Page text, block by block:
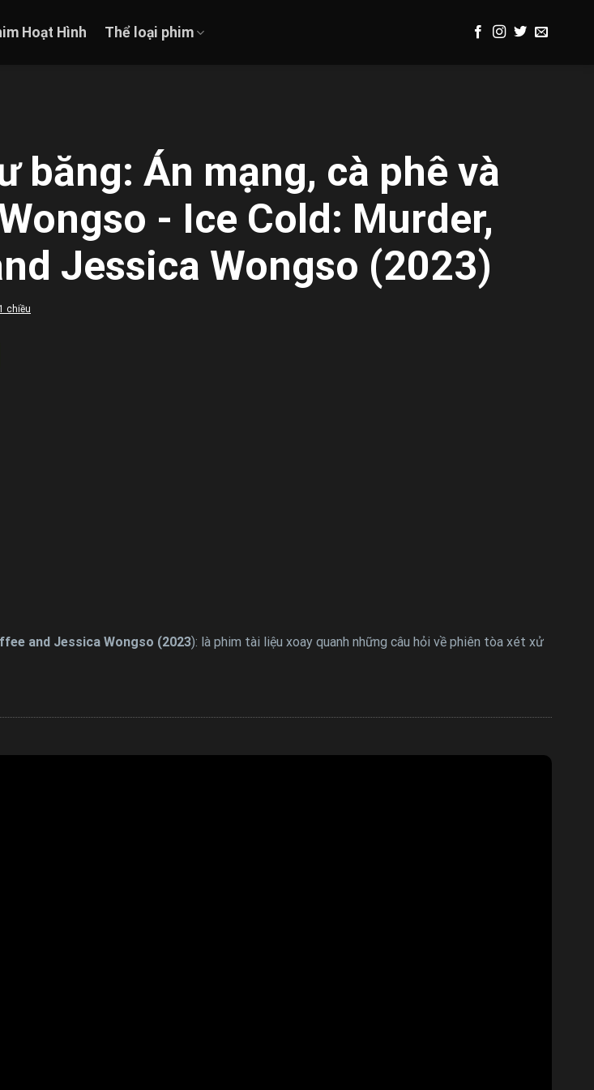
Hoạt Hình Thể loại phim
băng: Án mạng, cà phê và
- Ice Cold: Murder,
Jessica Wongso (2023)
chiều
and Jessica Wongso (2023): là phim tài liệu xoay quanh những câu hỏi về phiên tòa xét xử